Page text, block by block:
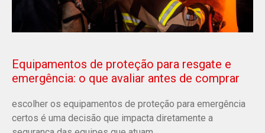
Equipamentos de proteção para resgate e
emergência: o que avaliar antes de comprar
escolher os equipamentos de proteção para emergência
certos é uma decisão que impacta diretamente a